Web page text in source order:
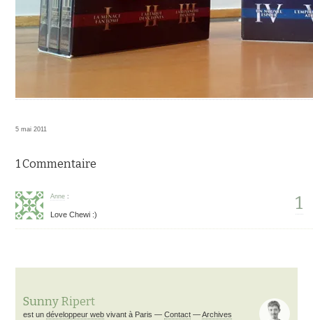
5 mai 2011
1 Commentaire
1
Anne :
Love Chewi :)
Sunny Ripert
est un développeur web vivant à Paris — Contact —Archives